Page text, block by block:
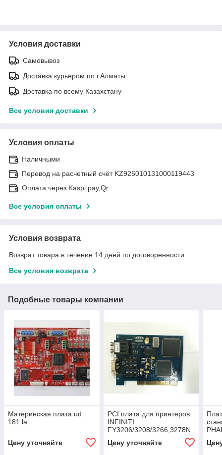
Условия доставки
Самовывоз
Доставка курьером по г.Алматы
Доставка по всему Казахстану
Все условия доставки
Условия оплаты
Наличными
Перевод на расчетный счёт KZ926010131000119443
Оплата через Kaspi.pay,Qr
Все условия оплаты
Условия возврата
Возврат товара в течение 14 дней по договоренности
Все условия возврата
Подобные товары компании
Материнская плата ud
181 la
Цену уточняйте
PCI плата для принтеров
INFINITI
FY3206/3208/3266,3278N
Цену уточняйте